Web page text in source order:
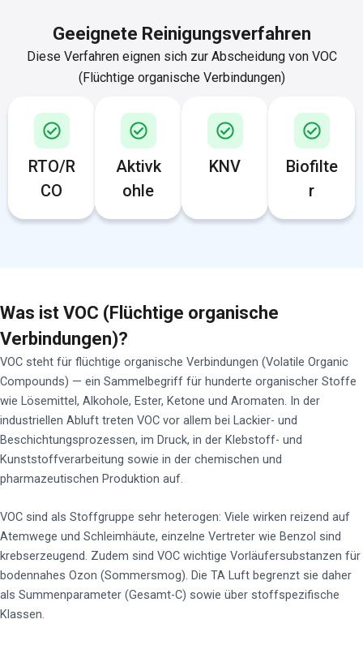
Geeignete Reinigungsverfahren
Diese Verfahren eignen sich zur Abscheidung von VOC
(Flüchtige organische Verbindungen)
RTO/R
CO
Aktivk
ohle
KNV
Biofilte
r
Was ist VOC (Flüchtige organische
Verbindungen)?
VOC steht für flüchtige organische Verbindungen (Volatile Organic
Compounds) — ein Sammelbegriff für hunderte organischer Stoffe
wie Lösemittel, Alkohole, Ester, Ketone und Aromaten. In der
industriellen Abluft treten VOC vor allem bei Lackier- und
Beschichtungsprozessen, im Druck, in der Klebstoff- und
Kunststoffverarbeitung sowie in der chemischen und
pharmazeutischen Produktion auf.
VOC sind als Stoffgruppe sehr heterogen: Viele wirken reizend auf
Atemwege und Schleimhäute, einzelne Vertreter wie Benzol sind
krebserzeugend. Zudem sind VOC wichtige Vorläufersubstanzen für
bodennahes Ozon (Sommersmog). Die TA Luft begrenzt sie daher
als Summenparameter (Gesamt-C) sowie über stoffspezifische
Klassen.